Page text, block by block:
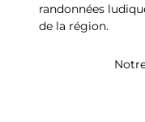
randonnées
de la région.